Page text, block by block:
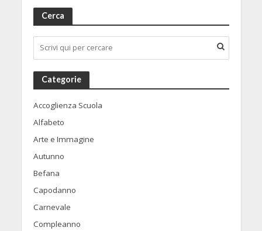
Cerca
Categorie
Accoglienza Scuola
Alfabeto
Arte e Immagine
Autunno
Befana
Capodanno
Carnevale
Compleanno